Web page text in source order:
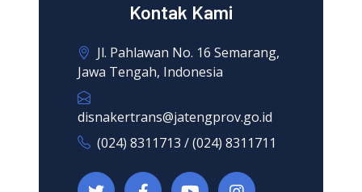
Kontak Kami
Jl. Pahlawan No. 16 Semarang,
Jawa Tengah, Indonesia
disnakertrans@jatengprov.go.id
(024) 8311713 / (024) 8311711